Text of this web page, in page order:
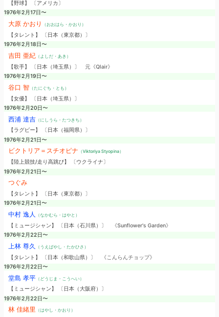
【野球】 〔アメリカ〕
1976年2月17日〜
大原 かおり （おおはら・かおり）
【タレント】 〔日本（東京都）〕
1976年2月18日〜
吉田 亜紀（よしだ・あき）
【歌手】 〔日本（埼玉県）〕 元《Qlair》
1976年2月19日〜
谷口 智（たにぐち・とも）
【女優】 〔日本（埼玉県）〕
1976年2月20日〜
西浦 達吉（にしうら・たつきち）
【ラグビー】 〔日本（福岡県）〕
1976年2月21日〜
ビクトリア＝スチオピナ （Viktoriya Styopina）
【陸上競技/走り高跳び】 〔ウクライナ〕
1976年2月21日〜
つぐみ
【タレント】 〔日本（東京都）〕
1976年2月21日〜
中村 逸人 （なかむら・はやと）
【ミュージシャン】 〔日本（石川県）〕
《Sunflower's Garden》
1976年2月22日〜
上林 尊久 （うえばやし・たかひさ）
【タレント】 〔日本（和歌山県）〕
《こんらんチョップ》
1976年2月22日〜
堂島 孝平（どうじま・こうへい）
【ミュージシャン】 〔日本（大阪府）〕
1976年2月22日〜
林 佳緒里 （はやし・かおり）